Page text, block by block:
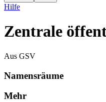
Hilfe
Zentrale
Aus GSV
Namensräume
Mehr